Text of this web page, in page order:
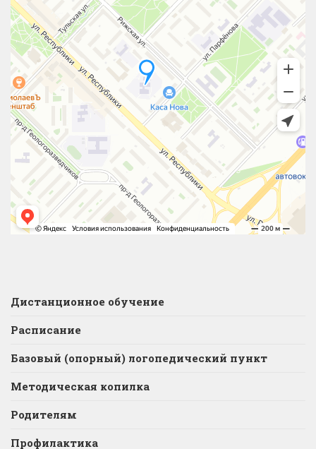
Дистанционное обучение
Расписание
Базовый (опорный) логопедический пункт
Методическая копилка
Родителям
Профилактика